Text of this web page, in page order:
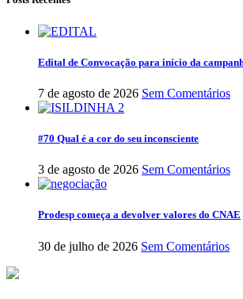
Edital de Convocação para início da
7 de agosto de 2026 Sem Comentários
#70 Qual é a cor do seu inconsciente
3 de agosto de 2026 Sem Comentários
Prodesp começa a devolver valores do CNAE
30 de julho de 2026 Sem Comentários